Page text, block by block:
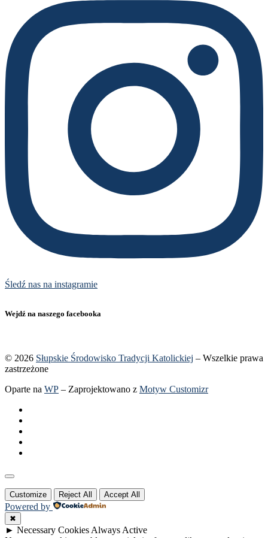
Śledź nas na instagramie
Wejdź na naszego facebooka
© 2026 Słupskie Środowisko Tradycji Katolickiej – Wszelkie prawa
zastrzeżone
Oparte na WP – Zaprojektowano z Motyw Customizr
Customize Reject All Accept All
Powered by
✖
► Necessary Cookies Always Active